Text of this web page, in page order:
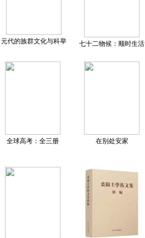
元代的族群文化与科举 七十二物候：顺时生活
全球高考：全三册 在别处安家